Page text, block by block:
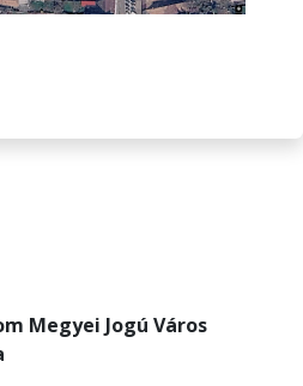
Megyei Jogú Város